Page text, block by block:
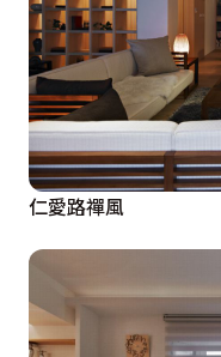
仁愛路禪風